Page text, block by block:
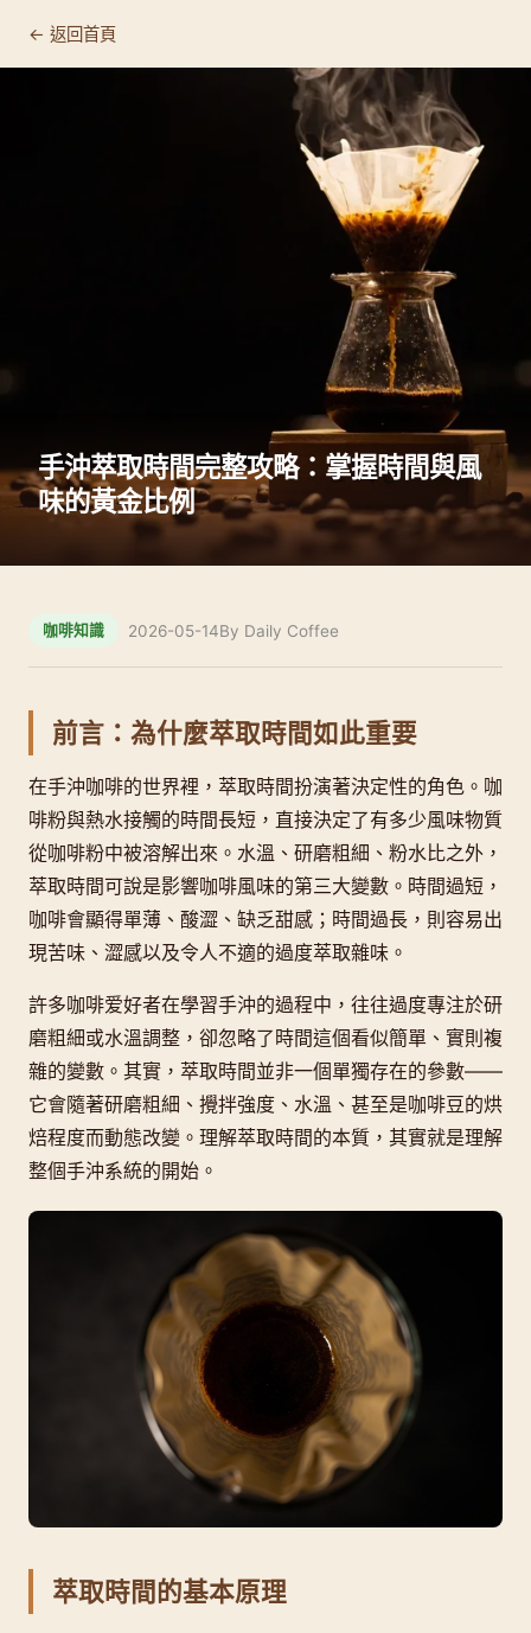
← 返回首頁
手沖萃取時間完整攻略：掌握時間與風
味的黃金比例
咖啡知識 2026-05-14By Daily Coffee
前言：為什麼萃取時間如此重要
在手沖咖啡的世界裡，萃取時間扮演著決定性的角色。咖
啡粉與熱水接觸的時間長短，直接決定了有多少風味物質
從咖啡粉中被溶解出來。水溫、研磨粗細、粉水比之外，
萃取時間可說是影響咖啡風味的第三大變數。時間過短，
咖啡會顯得單薄、酸澀、缺乏甜感；時間過長，則容易出
現苦味、澀感以及令人不適的過度萃取雜味。
許多咖啡爱好者在學習手沖的過程中，往往過度專注於研
磨粗細或水溫調整，卻忽略了時間這個看似簡單、實則複
雜的變數。其實，萃取時間並非一個單獨存在的參數——
它會隨著研磨粗細、攪拌強度、水溫、甚至是咖啡豆的烘
焙程度而動態改變。理解萃取時間的本質，其實就是理解
整個手沖系統的開始。
萃取時間的基本原理